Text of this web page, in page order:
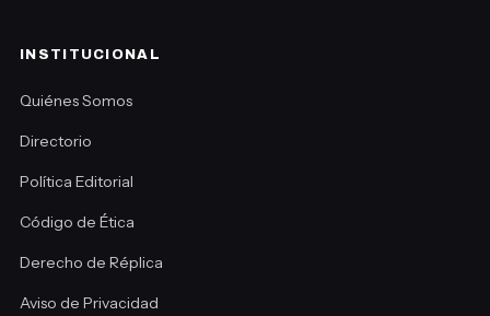
INSTITUCIONAL
Quiénes Somos
Directorio
Política Editorial
Código de Ética
Derecho de Réplica
Aviso de Privacidad